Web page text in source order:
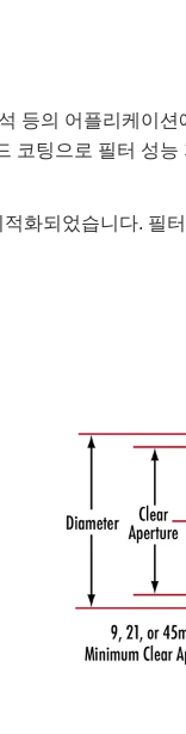
등의 어플리케이
팅으로 필터 성
화되었습니다. 필